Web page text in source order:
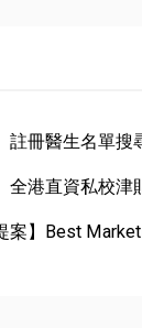
註冊醫生名單搜
全港直資私校津
案】Best